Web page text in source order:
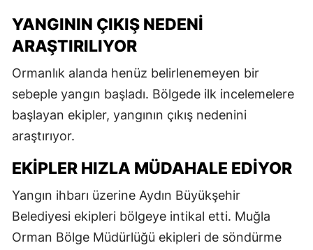
YANGININ ÇIKIŞ NEDENI
ARAŞTIRILIYOR
Ormanlık alanda henüz belirlenemeyen bir
sebeple yangın başladı. Bölgede ilk incelemelere
başlayan ekipler, yangının çıkış nedenini
araştırıyor.
EKIPLER HIZLA MÜDAHALE EDIYOR
Yangın ihbarı üzerine Aydın Büyükşehir
Belediyesi ekipleri bölgeye intikal etti. Muğla
Orman Bölge Müdürlüğü ekipleri de söndürme